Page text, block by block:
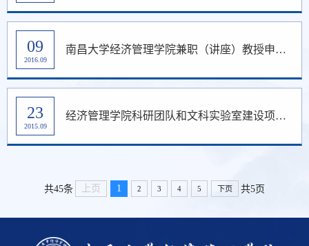
09
2016.09
南昌大学经济管理学院兼职（讲座）教授申请表
23
2015.09
经济管理学院科研团队和文科实验室建设项目申报表
共45条 上页 1 2 3 4 5 下页 共5页